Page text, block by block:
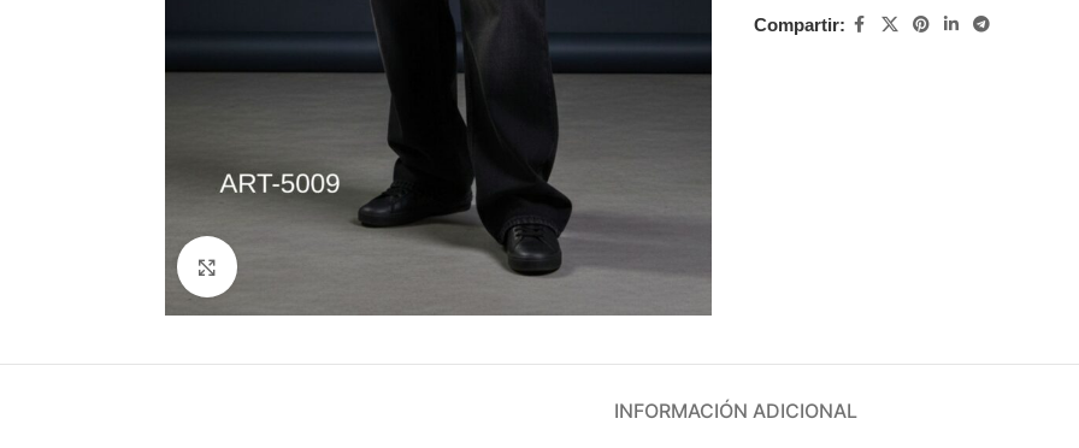
Compartir:
INFORMACIÓN ADICIONAL